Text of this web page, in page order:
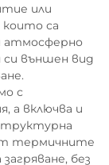
или
които са
атмосферно
си външен вид
с
а включва и
термичните
без